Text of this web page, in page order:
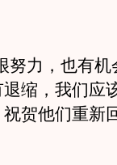
力，也有机
缩，我们应
贺他们重新